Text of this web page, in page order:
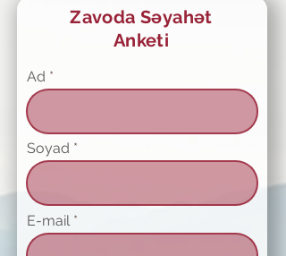
Zavoda Səyahət
Anketi
Ad
Soyad
E-mail